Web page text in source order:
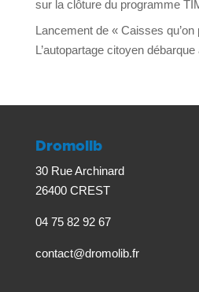
sur la clôture du programme
Lancement de « Caisses qu’on
L’autopartage citoyen
Dromolib
30 Rue Archinard
26400 CREST
04 75 82 92 67
contact@dromolib.fr